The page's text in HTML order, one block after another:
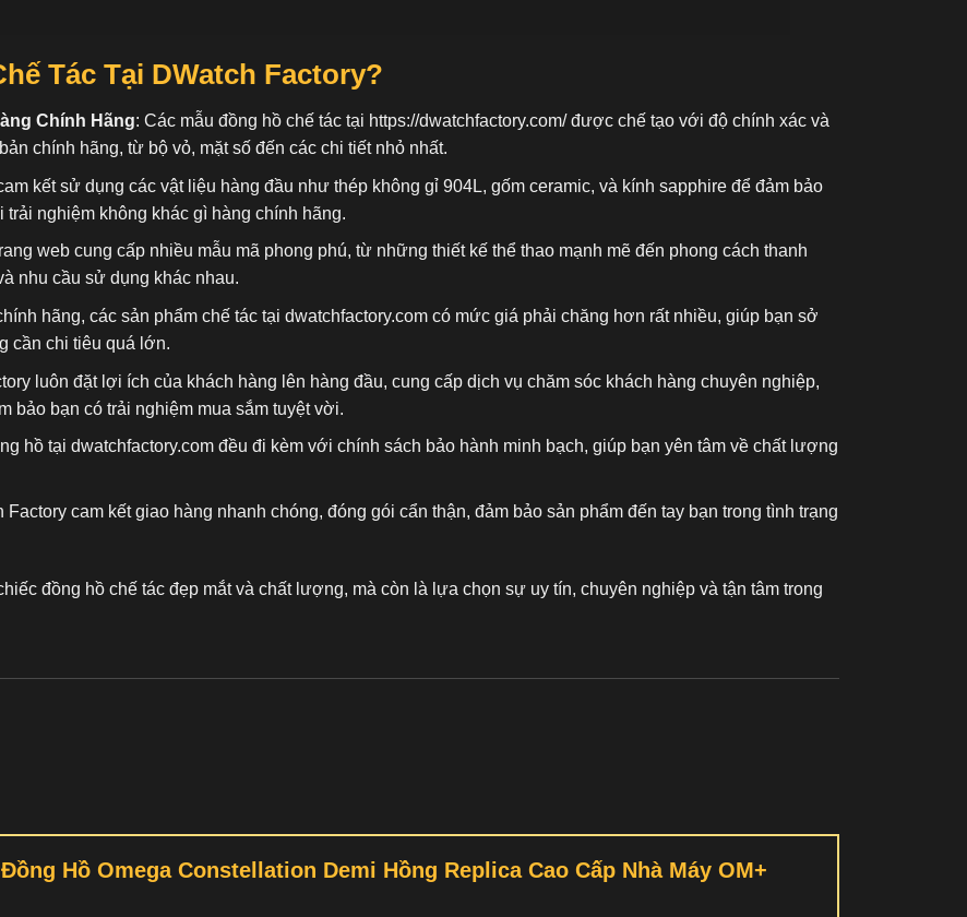
hế Tác Tại DWatch Factory?
Chính Hãng: Các mẫu đồng hồ chế tác tại https://dwatchfactory.com/được chế tạo với độ chính xác và
chính hãng, từ bộ vỏ, mặt số đến các chi tiết nhỏ nhất.
kết sử dụng các vật liệu hàng đầu như thép không gỉ 904L, gốm ceramic, và kính sapphire để đảm bảo
nghiệm không khác gì hàng chính hãng.
web cung cấp nhiều mẫu mã phong phú, từ những thiết kế thể thao mạnh mẽ đến phong cách thanh
nhu cầu sử dụng khác nhau.
hãng, các sản phẩm chế tác tại dwatchfactory.com có mức giá phải chăng hơn rất nhiều, giúp bạn sở
cần chi tiêu quá lớn.
luôn đặt lợi ích của khách hàng lên hàng đầu, cung cấp dịch vụ chăm sóc khách hàng chuyên nghiệp,
bảo bạn có trải nghiệm mua sắm tuyệt vời.
hồ tại dwatchfactory.com đều đi kèm với chính sách bảo hành minh bạch, giúp bạn yên tâm về chất lượng
Factory cam kết giao hàng nhanh chóng, đóng gói cẩn thận, đảm bảo sản phẩm đến tay bạn trong tình trạng
đồng hồ chế tác đẹp mắt và chất lượng, mà còn là lựa chọn sự uy tín, chuyên nghiệp và tận tâm trong
Hồ Omega Constellation Demi Hồng Replica Cao Cấp Nhà Máy OM+